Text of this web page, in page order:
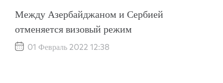
Между Азербайджаном и Сербией
отменяется визовый режим
01 Февраль 2022 12:38